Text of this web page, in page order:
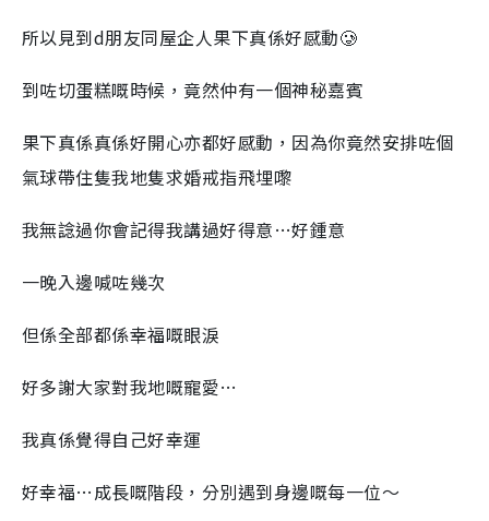
所以見到d朋友同屋企人果下真係好感動🥲
到咗切蛋糕嘅時候，竟然仲有一個神秘嘉賓
果下真係真係好開心亦都好感動，因為你竟然安排咗個
氣球帶住隻我地隻求婚戒指飛埋嚟
我無諗過你會記得我講過好得意…好鍾意
一晚入邊喊咗幾次
但係全部都係幸福嘅眼淚
好多謝大家對我地嘅寵愛…
我真係覺得自己好幸運
好幸福…成長嘅階段，分別遇到身邊嘅每一位～